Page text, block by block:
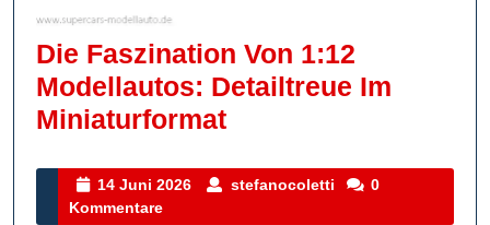
Die Faszination Von 1:12
Modellautos: Detailtreue Im
MiniaturformatDie
Von
14 Juni 2026
14
stefanocoletti stefanocoletti
0
Kommentare